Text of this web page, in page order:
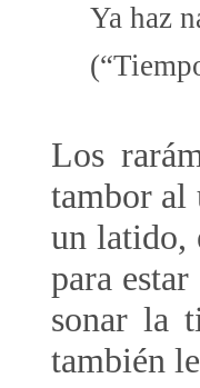
Ya haz
Los
tambor al
un latido,
para
sonar la
también